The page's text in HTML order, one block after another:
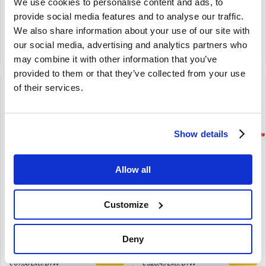
We use cookies to personalise content and ads, to
provide social media features and to analyse our traffic.
We also share information about your use of our site with
our social media, advertising and analytics partners who
may combine it with other information that you’ve
provided to them or that they’ve collected from your use
of their services.
Show details
Allow all
Customize
Deny
€55,00
45,45Excl. BTW
Artikelnummer: SM120-41
Vergelijken
€145,00
€119,83 Excl. BTW
Artikelnummer: 9122389-R
Vergelijken
SIMONS Volvo Amazon
€108,75
€89,88Excl. BTW
Brand
140 B18 B20 -73 164 B30A
SM140
164 B30A
€395,00
€326,45Excl. BTW